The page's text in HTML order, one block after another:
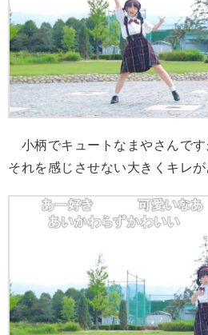
小柄でキュートなまやさんです
それを感じさせない大きくキレが